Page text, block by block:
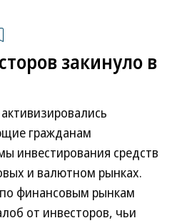
закинуло в
гражданам
инвестирования средств
и валютном рынках.
финансовым рынкам
от инвесторов, чьи